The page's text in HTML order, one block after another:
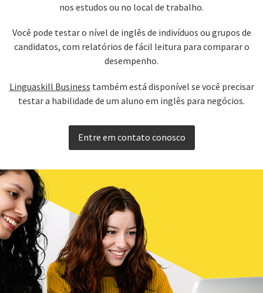
nos estudos ou no local de trabalho.
Você pode testar o nível de inglês de indivíduos ou grupos de
candidatos, com relatórios de fácil leitura para comparar o
desempenho.
Linguaskill Business também está disponível se você precisar
testar a habilidade de um aluno em inglês para negócios.
Entre em contato conosco